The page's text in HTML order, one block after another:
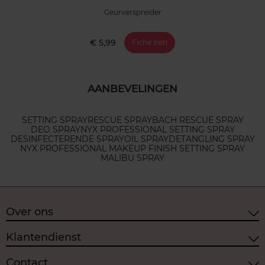
Geurverspreider
€ 5,99 Fiche zien
AANBEVELINGEN
SETTING SPRAYRESCUE SPRAYBACH RESCUE SPRAY
DEO SPRAYNYX PROFESSIONAL SETTING SPRAY
DESINFECTERENDE SPRAYOIL SPRAYDETANGLING SPRAY
NYX PROFESSIONAL MAKEUP FINISH SETTING SPRAY
MALIBU SPRAY
Over ons
Klantendienst